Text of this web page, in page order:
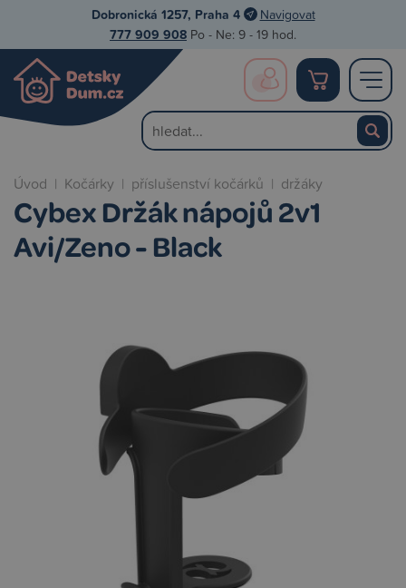
Dobronická 1257, Praha 4 Navigovat
777 909 908 Po - Ne: 9 - 19 hod.
Úvod | Kočárky | příslušenství kočárků | držáky
Cybex Držák nápojů 2v1
Avi/Zeno - Black